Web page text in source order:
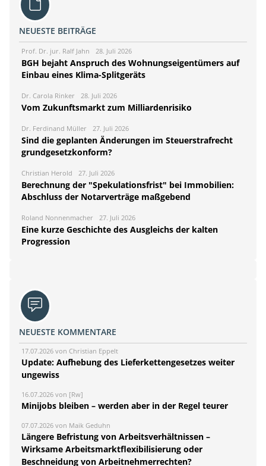
NEUESTE BEITRÄGE
Prof. Dr. jur. Ralf Jahn 28. Juli 2026
BGH bejaht Anspruch des Wohnungseigentümers auf
Einbau eines Klima-Splitgeräts
Dr. Carola Rinker 28. Juli 2026
Vom Zukunftsmarkt zum Milliardenrisiko
Dr. Ferdinand Müller 27. Juli 2026
Sind die geplanten Änderungen im Steuerstrafrecht
grundgesetzkonform?
Christian Herold 27. Juli 2026
Berechnung der "Spekulationsfrist" bei Immobilien:
Abschluss der Notarverträge maßgebend
Roland Nonnenmacher 27. Juli 2026
Eine kurze Geschichte des Ausgleichs der kalten
Progression
NEUESTE KOMMENTARE
17.07.2026 von Christian Eppelt
Update: Aufhebung des Lieferkettengesetzes weiter
ungewiss
16.07.2026 von [Rw]
Minijobs bleiben – werden aber in der Regel teurer
07.07.2026 von Maik Geduhn
Längere Befristung von Arbeitsverhältnissen –
Wirksame Arbeitsmarktflexibilisierung oder
Beschneidung von Arbeitnehmerrechten?